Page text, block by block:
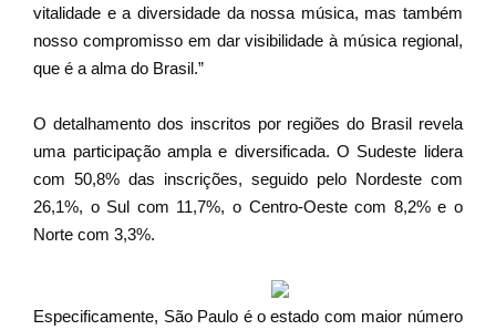
vitalidade e a diversidade da nossa música, mas também
nosso compromisso em dar visibilidade à música regional,
que é a alma do Brasil.”
O detalhamento dos inscritos por regiões do Brasil revela
uma participação ampla e diversificada. O Sudeste lidera
com 50,8% das inscrições, seguido pelo Nordeste com
26,1%, o Sul com 11,7%, o Centro-Oeste com 8,2% e o
Norte com 3,3%.
Especificamente, São Paulo é o estado com maior número